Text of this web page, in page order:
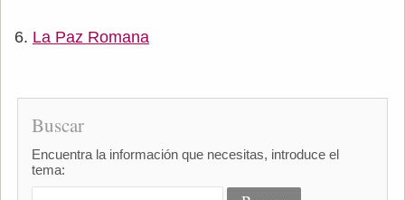
La Paz Romana
Buscar
Encuentra la información que necesitas, introduce el
tema: